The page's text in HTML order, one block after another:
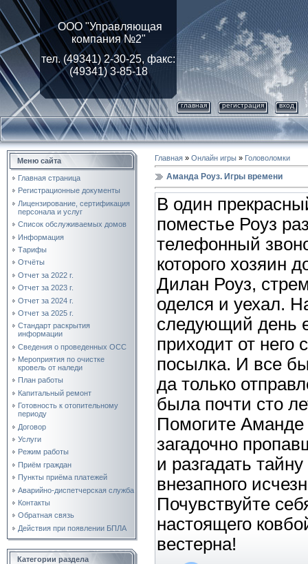
ООО "Управляющая
компания №2"
тел. (49341) 2-30-25, факс:
(49341) 3-85-18
главная регистрация вход
Меню сайта
Главная страница
Регистрационные документы
Лицензирование, cертификация
персонала и услуг
Список обслуживаемых домов
Информация
Тарифы
Отчёты
Отчет за 2022 г.
Отчет за 2023 г.
Отчет за 2024 г.
Отчет за 2025 г.
Стандарт раскрытия
информации
Сведения о проведенных ОСС
Мероприятия по очистке
кровель от наледи
План работы
Капитальный ремонт
Готовность к отопительному
периоду
Договор
Услуги
Режим работы
Приём граждан
Пункты приёма платежей
Аварийно-диспетчерская служба
Контакты
Обратная связь
Действия при появлении БПЛА
Категории раздела
Главная » Онлайн игры » Головоломки
Аманда Роуз. Игры времени
В один
поместье Роуз
телефонный
которого хозяин
Дилан Роуз,
оделся и уехал.
следующий день
приходит от него
посылка. И все
да только
была почти сто
Помогите Аманде
загадочно
и разгадать тайну
внезапного
Почувствуйте
настоящего
вестерна!